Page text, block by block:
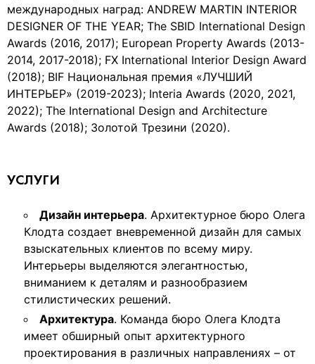
международных наград: ANDREW MARTIN INTERIOR
DESIGNER OF THE YEAR; The SBID International Design
Awards (2016, 2017); European Property Awards (2013-
2014, 2017-2018); FX International Interior Design Award
(2018); BIF Национальная премия «ЛУЧШИЙ
ИНТЕРЬЕР» (2019-2023); Interia Awards (2020, 2021,
2022); The International Design and Architecture
Awards (2018); Золотой Трезини (2020).
УСЛУГИ
Дизайн интерьера. Архитектурное бюро Олега
Клодта создает вневременной дизайн для самых
взыскательных клиентов по всему миру.
Интерьеры выделяются элегантностью,
вниманием к деталям и разнообразием
стилистических решений.
Архитектура. Команда бюро Олега Клодта
имеет обширный опыт архитектурного
проектирования в различных направлениях – от